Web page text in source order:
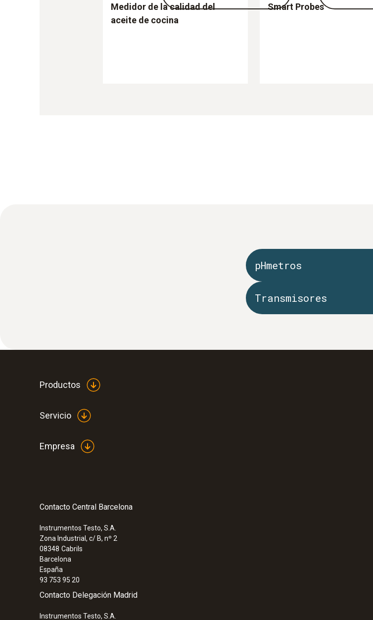
Medidor de la calidad del
aceite de cocina
Smart Probes
pHmetros
Transmisores
Productos
Servicio
Empresa
Contacto Central Barcelona
Instrumentos Testo, S.A.
Zona Industrial, c/ B, nº 2
08348 Cabrils
Barcelona
España
93 753 95 20
Contacto Delegación Madrid
Instrumentos Testo, S.A.